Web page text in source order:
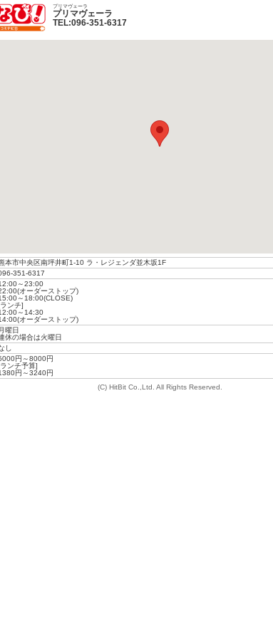
プリマヴェーラ
プリマヴェーラ
TEL:096-351-6317
本市中央区南坪井町1-10 ラ・レジェンダ並木坂1F
351-6317
～23:00
オーダーストップ)
～18:00(CLOSE)
ンチ]
～14:30
オーダーストップ)
月曜日
休の場合は火曜日
し
円～8000円
ンチ予算]
円～3240円
(C) HitBit Co.,Ltd. All Rights Reserved.